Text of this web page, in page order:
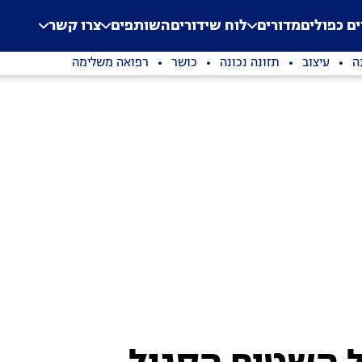
Application error: a
. כפוליםמדורים לוח שידוריםהשותפים צרו קשר
עיצוב תזונה נכונה כושר רפואה משלימה